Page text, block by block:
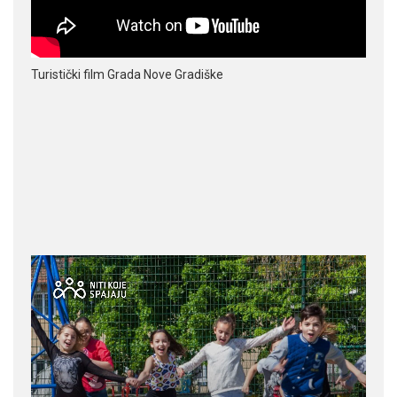
Turistički film Grada Nove Gradiške